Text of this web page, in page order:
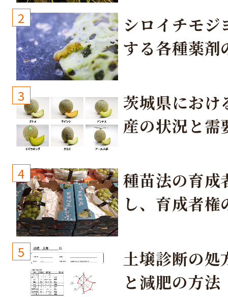
2
シロイチモジ
する各種薬剤
3
茨城県におけ
産の状況と需
4
種苗法の育成
し、育成者権
しょう！
5
土壌診断の処
と減肥の方法